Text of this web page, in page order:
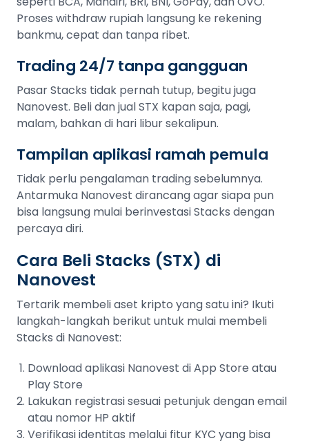
Proses withdraw rupiah langsung ke rekening
bankmu, cepat dan tanpa ribet.
Trading 24/7 tanpa gangguan
Pasar Stacks tidak pernah tutup, begitu juga
Nanovest. Beli dan jual STX kapan saja, pagi,
malam, bahkan di hari libur sekalipun.
Tampilan aplikasi ramah pemula
Tidak perlu pengalaman trading sebelumnya.
Antarmuka Nanovest dirancang agar siapa pun
bisa langsung mulai berinvestasi Stacks dengan
percaya diri.
Cara Beli Stacks (STX) di
Nanovest
Tertarik membeli aset kripto yang satu ini? Ikuti
langkah-langkah berikut untuk mulai membeli
Stacks di Nanovest:
Download aplikasi Nanovest di App Store atau
Play Store
Lakukan registrasi sesuai petunjuk dengan email
atau nomor HP aktif
Verifikasi identitas melalui fitur KYC yang bisa